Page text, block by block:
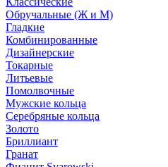
Обручальные (Ж и М)
Гладкие
Комбинированные
Дизайнерские
Токарные
Литьевые
Помолвочные
Мужские кольца
Серебряные кольца
Золото
Бриллиант
Гранат